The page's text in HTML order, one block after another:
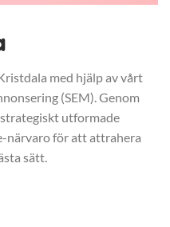
med hjälp av vårt
(SEM). Genom
utformade
närvaro för att attrahera
sätt.